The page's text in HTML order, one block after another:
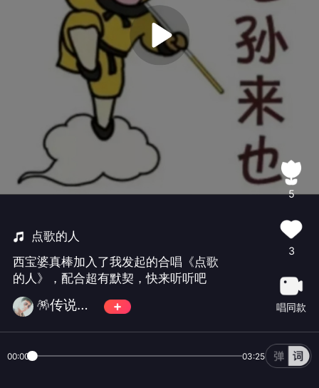
点歌的人
西宝婆真棒加入了我发起的合唱《点歌
的人》，配合超有默契，快来听听吧
🪅传说🪅✨🀄️✨💫古道诗原💫
5
3
唱同款
00:00 03:25